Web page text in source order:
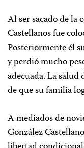
Al ser sacado de la
Castellanos fue
Posteriormente él
y perdió mucho
adecuada. La
de que su familia
A mediados de
González